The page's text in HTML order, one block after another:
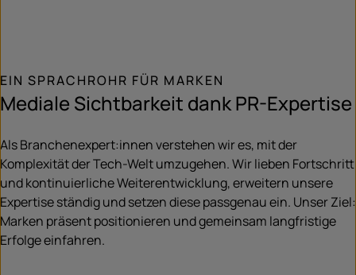
EIN SPRACHROHR FÜR MARKEN
Mediale Sichtbarkeit dank PR-Expertise
Als Branchenexpert:innen verstehen wir es, mit der
Komplexität der Tech-Welt umzugehen. Wir lieben Fortschritt
und kontinuierliche Weiterentwicklung, erweitern unsere
Expertise ständig und setzen diese passgenau ein. Unser Ziel:
Marken präsent positionieren und gemeinsam langfristige
Erfolge einfahren.